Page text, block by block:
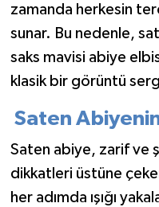
zamanda herkesin
sunar. Bu nedenle,
saks mavisi abiye
klasik bir görüntü
Saten
Saten abiye, zarif ve
dikkatleri üstüne
her adımda ışığı